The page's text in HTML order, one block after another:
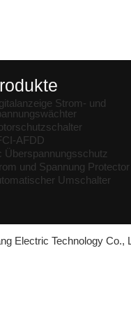
Strom- und
AFDD
Überspannungsschutz
und Spannung Protector
Umschalter
Electric Technology